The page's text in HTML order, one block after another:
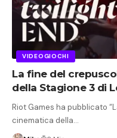
VIDEOGIOCHI
La fine del
della Stagione 3 di
Riot Games ha pubblicato
cinematica della…